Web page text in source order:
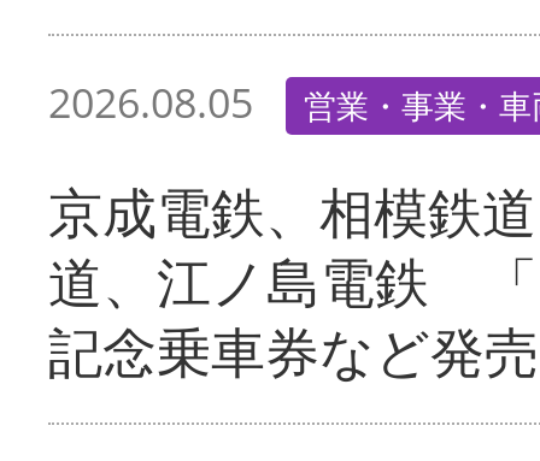
2026.08.05 営業・事業・
京成電鉄、相模鉄
道、江ノ島電鉄
記念乗車券など発売